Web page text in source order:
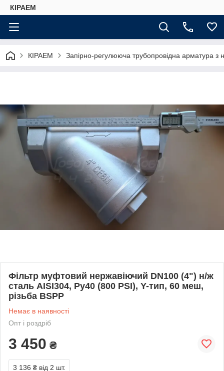
КІРАЕМ
КІРАЕМ Запірно-регулююча трубопровідна арматура з
Фільтр муфтовий нержавіючий DN100 (4") н/ж
сталь AISI304, Ру40 (800 PSI), Y-тип, 60 меш,
різьба BSPP
Немає в наявності
Опт і роздріб
3 450 ₴
3 136 ₴ від 2 шт.